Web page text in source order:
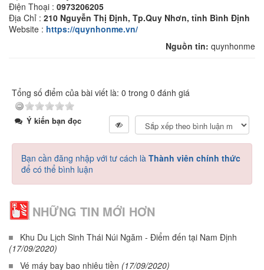
Điện Thoại : 0973206205
Địa Chỉ : 210 Nguyễn Thị Định, Tp.Quy Nhơn, tỉnh Bình Định
Website : https://quynhonme.vn/
Nguồn tin: quynhonme
Tổng số điểm của bài viết là: 0 trong 0 đánh giá
Ý kiến bạn đọc
Bạn cần đăng nhập với tư cách là Thành viên chính thức
để có thể bình luận
NHỮNG TIN MỚI HƠN
Khu Du Lịch Sinh Thái Núi Ngăm - Điểm đến tại Nam Định
(17/09/2020)
Vé máy bay bao nhiêu tiền (17/09/2020)